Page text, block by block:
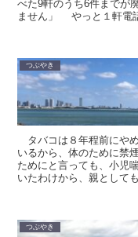
べた9軒のうち6件までが
ません」 やっと１軒電
つぶやき
タバコは８年程前にや
いるから、体のために
ためにと言っても、小児
いたわけから、親として
つぶやき